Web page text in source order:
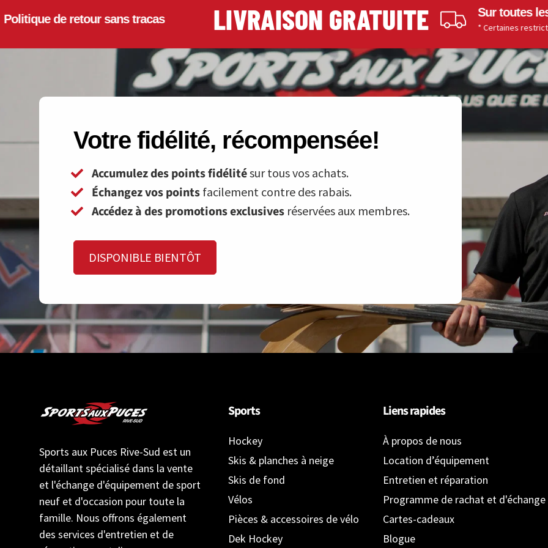
de retour sans tracas LIVRAISON GRATUITE Sur toutes les
* Certaines restrictions
Votre fidélité, récompensée!
Accumulez des points fidélitésur tous vos achats.
Échangez vos points facilement contre des rabais.
Accédez à des promotions exclusives réservées aux membres.
DISPONIBLE BIENTÔT
Sports aux Puces Rive-Sud est un
détaillant spécialisé dans la vente
et l'échange d'équipement de sport
neuf et d'occasion pour toute la
famille. Nous offrons également
des services d'entretien et de
Sports
Hockey
Skis & planches à neige
Skis de fond
Vélos
Pièces & accessoires de vélo
Dek Hockey
Liens rapides
À propos de nous
Location d’équipement
Entretien et réparation
Programme de rachat et d'échange
Cartes-cadeaux
Blogue